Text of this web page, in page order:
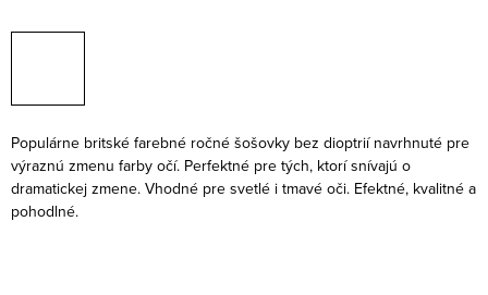
Populárne britské farebné ročné šošovky bez dioptrií navrhnuté pre
výraznú zmenu farby očí. Perfektné pre tých, ktorí snívajú o
dramatickej zmene. Vhodné pre svetlé i tmavé oči. Efektné, kvalitné a
pohodlné.